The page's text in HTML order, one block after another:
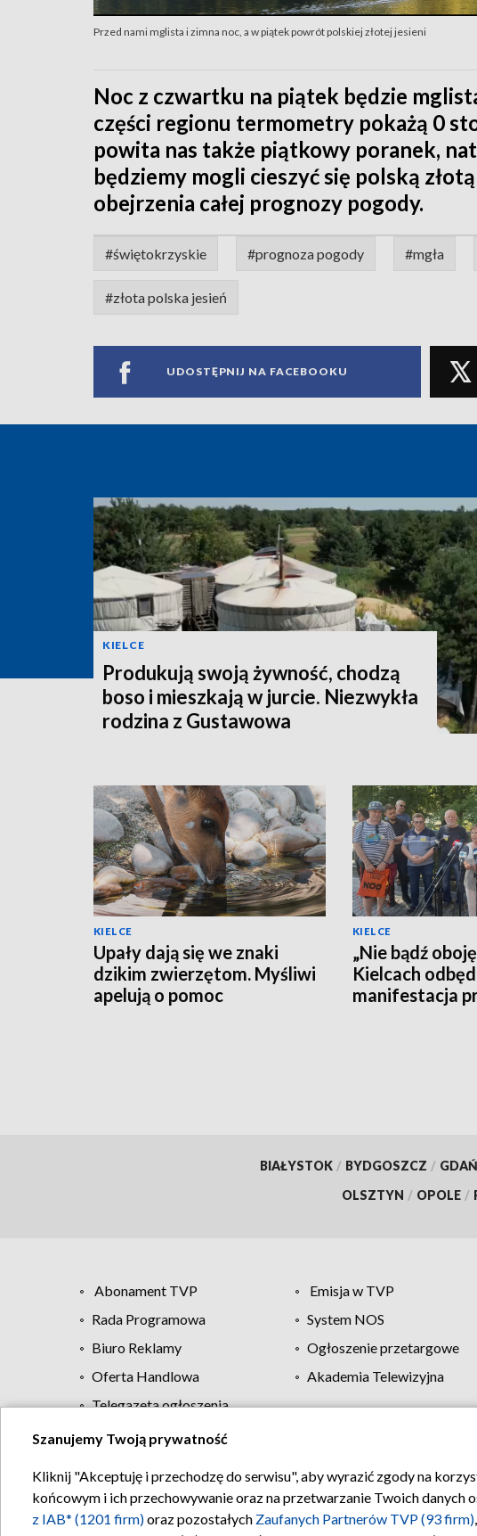
Przed nami mglista i zimna noc, a w piątek powrót polskiej złotej jesieni
Noc z czwartku na piątek będzie
części regionu termometry pokażą 0
powita nas także piątkowy poranek,
będziemy mogli cieszyć się polską
obejrzenia całej prognozy pogody.
#świętokrzyskie #prognoza pogody #mgła
#złota polska jesień
UDOSTĘPNIJ NA FACEBOOKU
KIELCE
Produkują swoją żywność, chodzą
boso i mieszkają w jurcie. Niezwykła
rodzina z Gustawowa
KIELCE
Upały dają się we znaki
dzikim zwierzętom. Myśliwi
apelują o pomoc
KIELCE
„Nie bądź
Kielcach
manifestacja
BIAŁYSTOK / BYDGOSZCZ /
OLSZTYN / OPOLE /
Abonament TVP Emisja w TVP
Rada Programowa
System NOS
Biuro Reklamy
Ogłoszenie przetargowe
Oferta Handlowa
Akademia Telewizyjna
Telegazeta ogłoszenia
Regulamin TVP Polityka
Szanujemy Twoją prywatność
Kliknij "Akceptuję i przechodzę do serwisu", aby wyrazić zgody na
końcowym i ich przechowywanie oraz na przetwarzanie Twoich danych
z IAB* (1201 firm)oraz pozostałych Zaufanych Partnerów TVP (93 firm)